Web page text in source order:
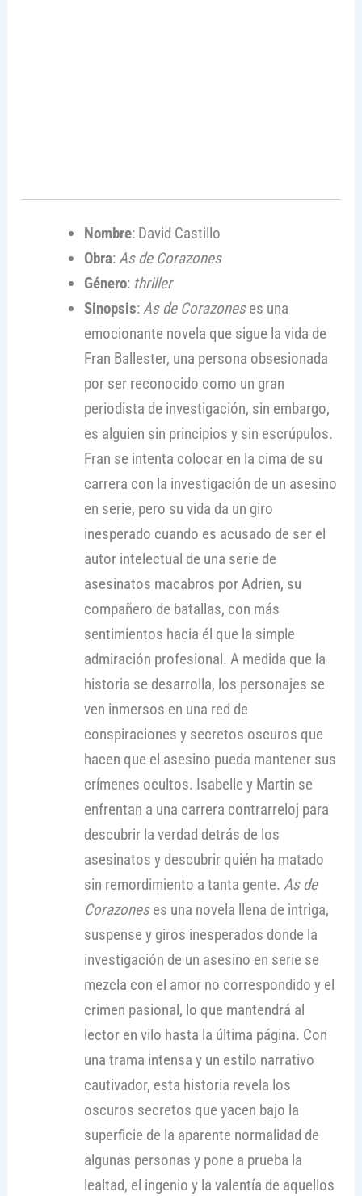
Nombre: David Castillo
Obra:As de Corazones
Género: thriller
Sinopsis:As de Corazoneses una
emocionante novela que sigue la vida de
Fran Ballester, una persona obsesionada
por ser reconocido como un gran
periodista de investigación, sin embargo,
es alguien sin principios y sin escrúpulos.
Fran se intenta colocar en la cima de su
carrera con la investigación de un asesino
en serie, pero su vida da un giro
inesperado cuando es acusado de ser el
autor intelectual de una serie de
asesinatos macabros por Adrien, su
compañero de batallas, con más
sentimientos hacia él que la simple
admiración profesional. A medida que la
historia se desarrolla, los personajes se
ven inmersos en una red de
conspiraciones y secretos oscuros que
hacen que el asesino pueda mantener sus
crímenes ocultos. Isabelle y Martin se
enfrentan a una carrera contrarreloj para
descubrir la verdad detrás de los
asesinatos y descubrir quién ha matado
sin remordimiento a tanta gente. As de
Corazoneses una novela llena de intriga,
suspense y giros inesperados donde la
investigación de un asesino en serie se
mezcla con el amor no correspondido y el
crimen pasional, lo que mantendrá al
lector en vilo hasta la última página. Con
una trama intensa y un estilo narrativo
cautivador, esta historia revela los
oscuros secretos que yacen bajo la
superficie de la aparente normalidad de
algunas personas y pone a prueba la
lealtad, el ingenio y la valentía de aquellos